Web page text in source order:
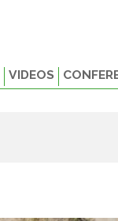
VIDEOS